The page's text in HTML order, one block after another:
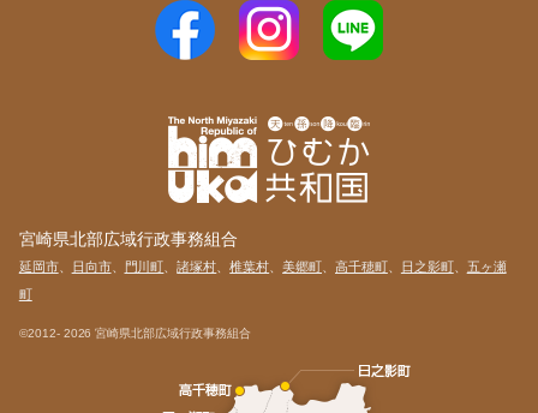
宮崎県北部広域行政事務組合
延岡市、 日向市、 門川町 、諸塚村 、椎葉村 、美郷町 高千穂町、 日之影町、 五ヶ瀬
町
©2012- 2026 宮崎県北部広域行政事務組合